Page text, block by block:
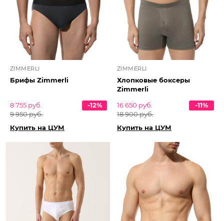
ZIMMERLI
Брифы Zimmerli
8 755 руб.
9 950 руб.
-12%
Купить на ЦУМ
ZIMMERLI
Хлопковые боксеры
Zimmerli
16 650 руб.
18 900 руб.
-11%
Купить на ЦУМ